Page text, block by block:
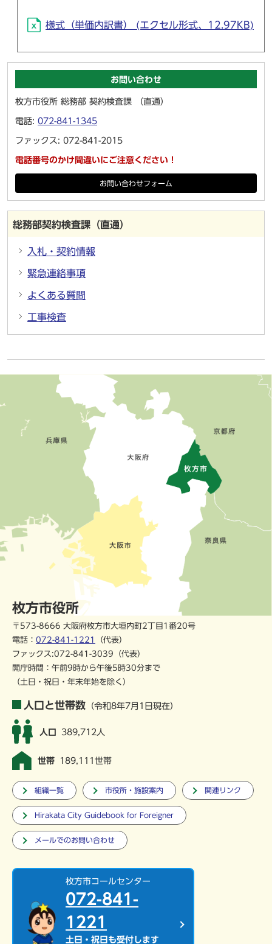
様式（単価内訳書） (エクセル形式、12.97KB)
お問い合わせ
枚方市役所 総務部 契約検査課 （直通）
電話: 072-841-1345
ファックス: 072-841-2015
電話番号のかけ間違いにご注意ください！
お問い合わせフォーム
総務部契約検査課（直通）
入札・契約情報
緊急連絡事項
よくある質問
工事検査
枚方市役所
〒573-8666 大阪府枚方市大垣内町2丁目1番20号
電話： 072-841-1221
（代表）
ファックス:072-841-3039（代表）
開庁時間：午前9時から午後5時30分まで
（土日・祝日・年末年始を除く）
人口と世帯数 （令和8年7月1日現在）
人口 389,712人
世帯 189,111世帯
組織一覧 市役所・施設案内 関連リンク
Hirakata City Guidebook for Foreigner
メールでのお問い合わせ
枚方市コールセンター
072-841-
1221
土日・祝日も受付します